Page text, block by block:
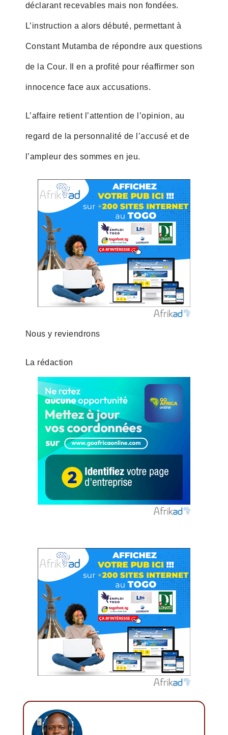
déclarant recevables mais non fondées.
L’instruction a alors débuté, permettant à
Constant Mutamba de répondre aux questions
de la Cour. Il en a profité pour réaffirmer son
innocence face aux accusations.
L’affaire retient l’attention de l’opinion, au
regard de la personnalité de l’accusé et de
l’ampleur des sommes en jeu.
Nous y reviendrons
La rédaction